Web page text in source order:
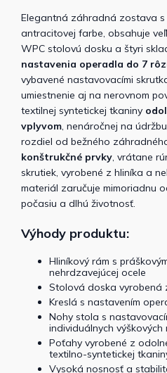
Elegantná záhradná zostava s
antracitovej farbe, obsahuje
WPC stolovú dosku a štyri
nastavenia operadla do 7
vybavené nastavovacími
umiestnenie aj na nerovnom
textilnej syntetickej tkaniny
vplyvom, nenáročnej na
rozdiel od bežného
konštrukčné prvky, vrátane
skrutiek, vyrobené z hliníka a
materiál zaručuje mimoriadnu
počasiu a dlhú životnosť.
Výhody produktu:
Hliníkový rám s
nehrdzavejúcej ocele
Stolová doska vyrobená
Kreslá s nastavením
Nohy stola s
individuálnych
Poťahy vyrobené z
textilno-syntetickej
Vysoká nosnosť a